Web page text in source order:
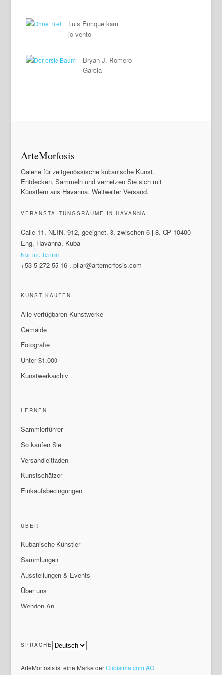
Luis Enrique kam
jo vento
Bryan J. Romero
Garcia
ArteMorfosis
Galerie für zeitgenössische kubanische Kunst.
Entdecken, Sammeln und vernetzen Sie sich mit
Künstlern aus Havanna. Weltweiter Versand.
VERANSTALTUNGSRÄUME IN HAVANNA
Calle 11, NEIN. 912, geeignet. 3, zwischen 6 j 8. CP 10400
Eng, Havanna, Kuba
Nur mit Termin
+53 5 272 55 16 .pilar@artemorfosis.com
KUNST KAUFEN
Alle verfügbaren Kunstwerke
Gemälde
Fotografie
Unter $1,000
Kunstwerkarchiv
LERNEN
Sammlerführer
So kaufen Sie
Versandleitfaden
Kunstschätzer
Einkaufsbedingungen
ÜBER
Kubanische Künstler
Sammlungen
Ausstellungen & Events
Über uns
Wenden An
SPRACHE
ArteMorfosis ist eine Marke derCubisima.com AG